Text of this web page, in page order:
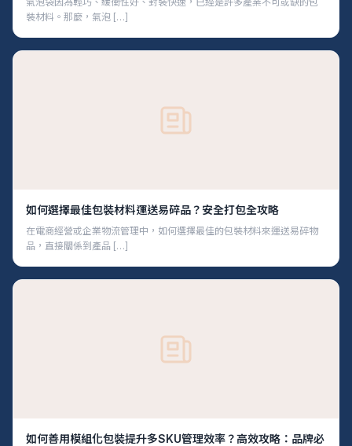
裝材料。那麼，氣泡 […]
如何選擇最佳包裝材料運送易碎品？安全打包全攻略
在電商經營或企業物流管理中，如何選擇最佳的包裝材料來運送易碎物
品，直接關係到產品 […]
如何善用模組化包裝提升多SKU管理效率？高效攻略：品牌必